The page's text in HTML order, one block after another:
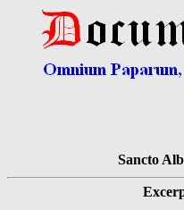
Sancto
Excerpta ex